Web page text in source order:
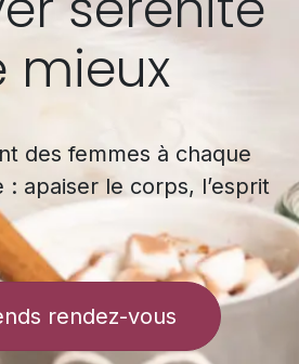
mieux
des femmes à chaque
apaiser le corps, l’esprit
rendez-vous